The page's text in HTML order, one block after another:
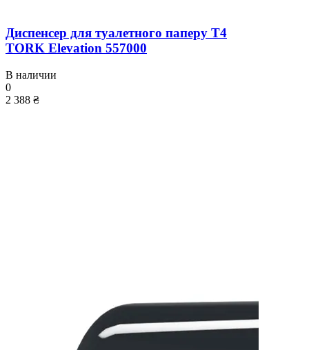
Диспенсер для туалетного паперу T4
TORK Elevation 557000
В наличии
0
2 388 ₴